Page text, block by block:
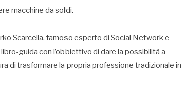
macchine da soldi.
Scarcella, famoso esperto di Social Network e
guida con l’obbiettivo di dare la possibilità a
di trasformare la propria professione tradizionale in